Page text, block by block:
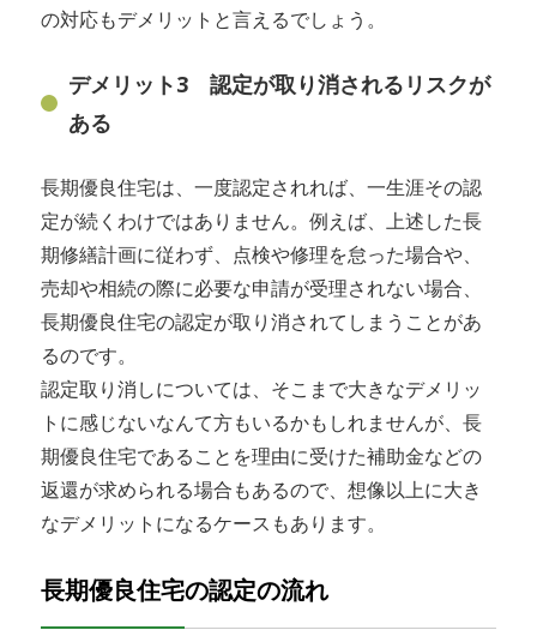
の対応もデメリットと言えるでしょう。
デメリット3 認定が取り消されるリスクが
ある
長期優良住宅は、一度認定されれば、一生涯その認
定が続くわけではありません。例えば、上述した長
期修繕計画に従わず、点検や修理を怠った場合や、
売却や相続の際に必要な申請が受理されない場合、
長期優良住宅の認定が取り消されてしまうことがあ
るのです。
認定取り消しについては、そこまで大きなデメリッ
トに感じないなんて方もいるかもしれませんが、長
期優良住宅であることを理由に受けた補助金などの
返還が求められる場合もあるので、想像以上に大き
なデメリットになるケースもあります。
長期優良住宅の認定の流れ